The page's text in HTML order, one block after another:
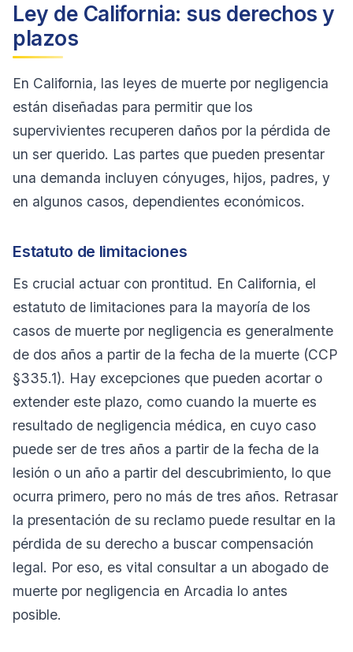
Ley de California: sus derechos y
plazos
En California, las leyes de muerte por negligencia
están diseñadas para permitir que los
supervivientes recuperen daños por la pérdida de
un ser querido. Las partes que pueden presentar
una demanda incluyen cónyuges, hijos, padres, y
en algunos casos, dependientes económicos.
Estatuto de limitaciones
Es crucial actuar con prontitud. En California, el
estatuto de limitaciones para la mayoría de los
casos de muerte por negligencia es generalmente
de dos años a partir de la fecha de la muerte (CCP
§335.1). Hay excepciones que pueden acortar o
extender este plazo, como cuando la muerte es
resultado de negligencia médica, en cuyo caso
puede ser de tres años a partir de la fecha de la
lesión o un año a partir del descubrimiento, lo que
ocurra primero, pero no más de tres años. Retrasar
la presentación de su reclamo puede resultar en la
pérdida de su derecho a buscar compensación
legal. Por eso, es vital consultar a un abogado de
muerte por negligencia en Arcadia lo antes
posible.